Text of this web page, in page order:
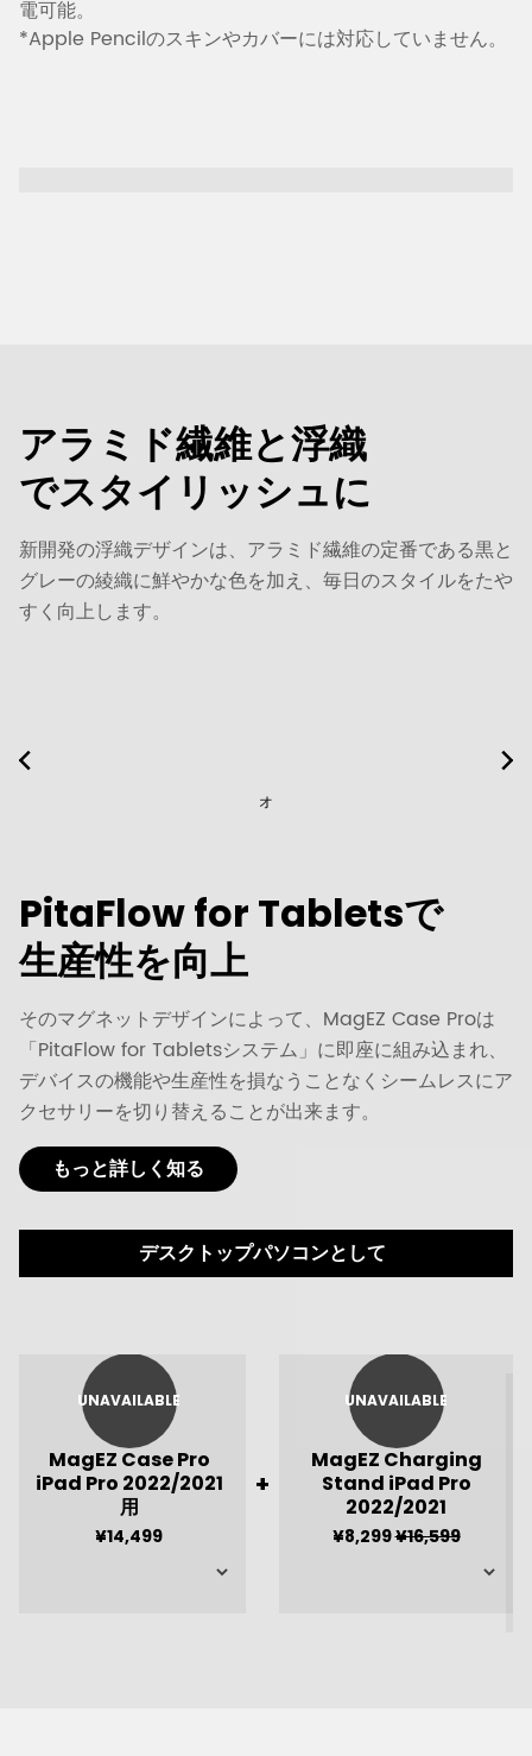
電可能。
*Apple Pencilのスキンやカバーには対応していません。
アラミド繊維と浮織
でスタイリッシュに
新開発の浮織デザインは、アラミド繊維の定番である黒と
グレーの綾織に鮮やかな色を加え、毎日のスタイルをたや
すく向上します。
オ
PitaFlow for Tabletsで
生産性を向上
そのマグネットデザインによって、MagEZ Case Proは
「PitaFlow for Tabletsシステム」に即座に組み込まれ、
デバイスの機能や生産性を損なうことなくシームレスにア
クセサリーを切り替えることが出来ます。
もっと詳しく知る
デスクトップパソコンとして
UNAVAILABLE
MagEZ Case Pro
iPad Pro 2022/2021
用
¥14,499
+
UNAVAILABLE
MagEZ Charging
Stand iPad Pro
2022/2021
¥8,299¥16,599